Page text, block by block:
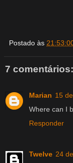
Postado às
7 comentários:
Marian 15
Where can I
Responder
Twelve 24